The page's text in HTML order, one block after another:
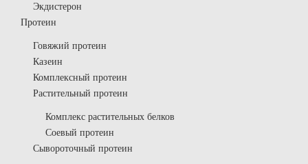
Экдистерон
Протеин
Говяжий протеин
Казеин
Комплексный протеин
Растительный протеин
Комплекс растительных белков
Соевый протеин
Сывороточный протеин